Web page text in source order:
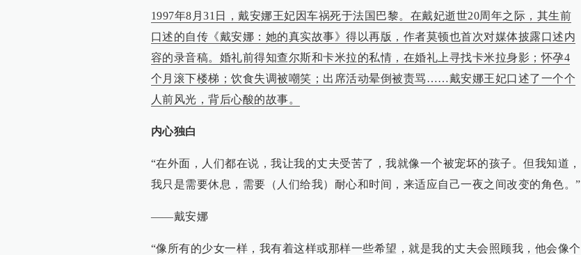
1997年8月31日，戴安娜王妃因车祸死于法国巴黎。在戴妃逝世20周年之际，其生前
口述的自传《戴安娜：她的真实故事》得以再版，作者莫顿也首次对媒体披露口述内
容的录音稿。婚礼前得知查尔斯和卡米拉的私情，在婚礼上寻找卡米拉身影；怀孕4
个月滚下楼梯；饮食失调被嘲笑；出席活动晕倒被责骂……戴安娜王妃口述了一个个
人前风光，背后心酸的故事。
内心独白
“在外面，人们都在说，我让我的丈夫受苦了，我就像一个被宠坏的孩子。但我知道，
我只是需要休息，需要（人们给我）耐心和时间，来适应自己一夜之间改变的角色。”
——戴安娜
“像所有的少女一样，我有着这样或那样一些希望，就是我的丈夫会照顾我，他会像个